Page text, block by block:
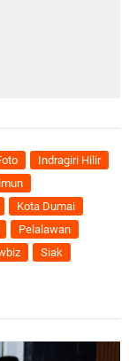
Indragiri Hilir
Kota Dumai
Pelalawan
Siak